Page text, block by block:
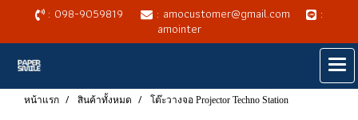
: 098-9059819 : amocustomer@gmail.com :
amointer
หน้าแรก สินค้าทั้งหมด โต๊ะวางจอ Projector Techno Station